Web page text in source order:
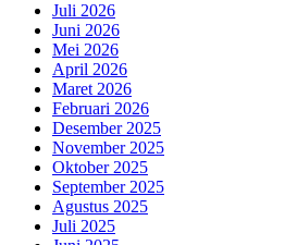
Juli 2026
Juni 2026
Mei 2026
April 2026
Maret 2026
Februari 2026
Desember 2025
November 2025
Oktober 2025
September 2025
Agustus 2025
Juli 2025